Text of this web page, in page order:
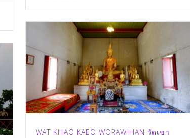
WAT KHAO KAEO WORAWIHAN วัดเขา